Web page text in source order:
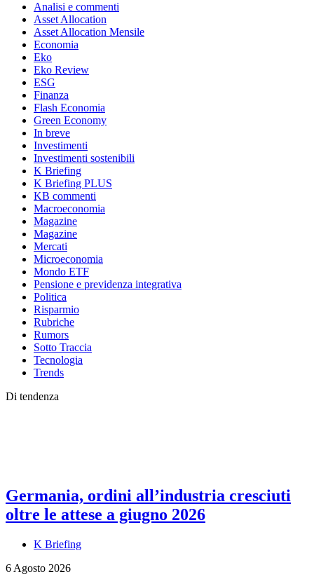
Analisi e commenti
Asset Allocation
Asset Allocation Mensile
Economia
Eko
Eko Review
ESG
Finanza
Flash Economia
Green Economy
In breve
Investimenti
Investimenti sostenibili
K Briefing
K Briefing PLUS
KB commenti
Macroeconomia
Magazine
Magazine
Mercati
Microeconomia
Mondo ETF
Pensione e previdenza integrativa
Politica
Risparmio
Rubriche
Rumors
Sotto Traccia
Tecnologia
Trends
Di tendenza
Germania, ordini all’industria cresciuti
oltre le attese a giugno 2026
K Briefing
6 Agosto 2026